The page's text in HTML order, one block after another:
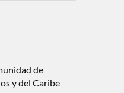
de
y del Caribe